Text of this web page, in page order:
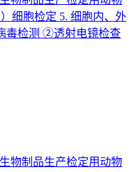
细胞检定 5. 细胞内、外
毒检测 ②透射电镜检查
物制品生产检定用动物